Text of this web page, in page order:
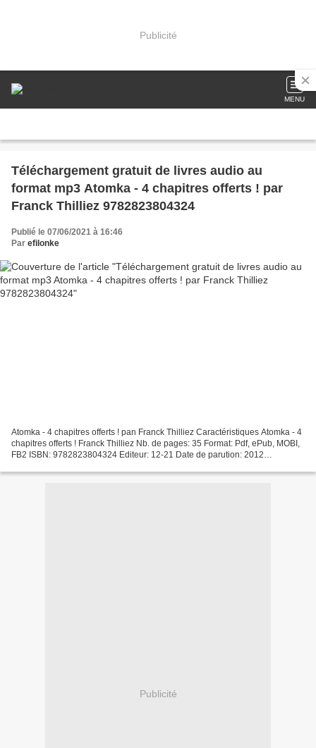
Publicité
MENU
Téléchargement gratuit de livres audio au
format mp3 Atomka - 4 chapitres offerts ! par
Franck Thilliez 9782823804324
Publié le 07/06/2021 à 16:46
Par efilonke
Atomka - 4 chapitres offerts ! pan Franck Thilliez Caractéristiques Atomka - 4
chapitres offerts ! Franck Thilliez Nb. de pages: 35 Format: Pdf, ePub, MOBI,
FB2 ISBN: 9782823804324 Editeur: 12-21 Date de parution: 2012
Publicité